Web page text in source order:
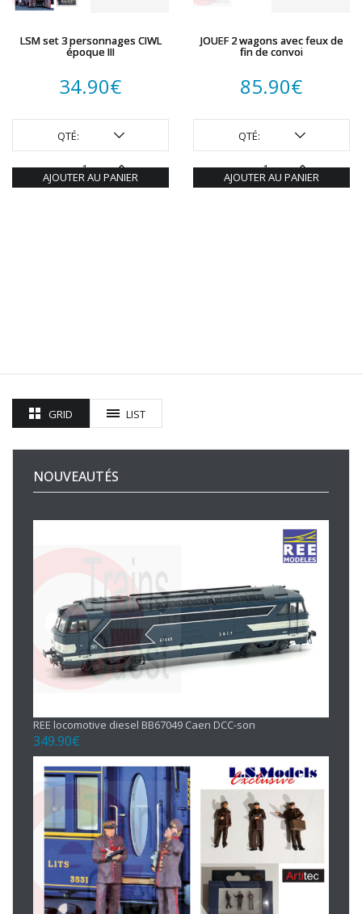
LSM set 3 personnages CIWL
époque III
34.90€
QTÉ:
AJOUTER AU PANIER
JOUEF 2 wagons avec feux de
fin de convoi
85.90€
QTÉ:
AJOUTER AU PANIER
GRID LIST
NOUVEAUTÉS
REE locomotive diesel BB67049 Caen DCC-son
349.90€